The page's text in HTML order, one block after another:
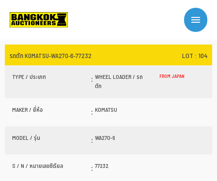
รถตัก KOMATSU-WA270-6-77232 LOT : 104
TYPE / ประเภท : WHEEL LOADER / รถ
ตัก
FROM JAPAN
MAKER / ยี่ห้อ : KOMATSU
MODEL / รุ่น : WA270-6
S / N / หมายเลขซีเรียล : 77232